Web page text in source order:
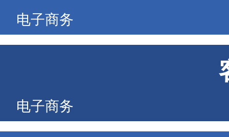
电子商务
电子商务